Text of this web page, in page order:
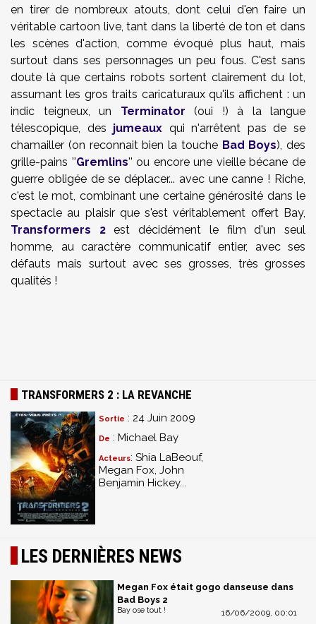
en tirer de nombreux atouts, dont celui d'en faire un
véritable cartoon live, tant dans la liberté de ton et dans
les scènes d'action, comme évoqué plus haut, mais
surtout dans ses personnages un peu fous. C'est sans
doute là que certains robots sortent clairement du lot,
assumant les gros traits caricaturaux qu'ils affichent : un
indic teigneux, un Terminator (oui !) à la langue
télescopique, des jumeaux qui n'arrêtent pas de se
chamailler (on reconnait bien la touche Bad Boys), des
grille-pains ''Gremlins'' ou encore une vieille bécane de
guerre obligée de se déplacer... avec une canne ! Riche,
c'est le mot, combinant une certaine générosité dans le
spectacle au plaisir que s'est véritablement offert Bay,
Transformers 2est décidément le film d'un seul
homme, au caractère communicatif entier, avec ses
défauts mais surtout avec ses grosses, très grosses
qualités !
TRANSFORMERS 2 : LA REVANCHE
Sortie : 24 Juin 2009
De : Michael Bay
Acteurs: Shia LaBeouf,
Megan Fox, John
Benjamin Hickey...
LES DERNIÈRES NEWS
Megan Fox était gogo danseuse dans
Bad Boys 2
16/06/2009, 00:01
Bay ose tout !